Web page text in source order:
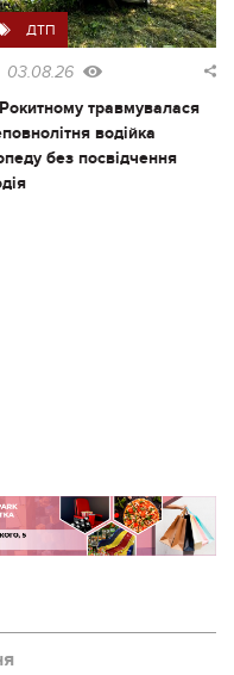
ДТП
03.08.26
травмувалася
водійка
без посвідчення